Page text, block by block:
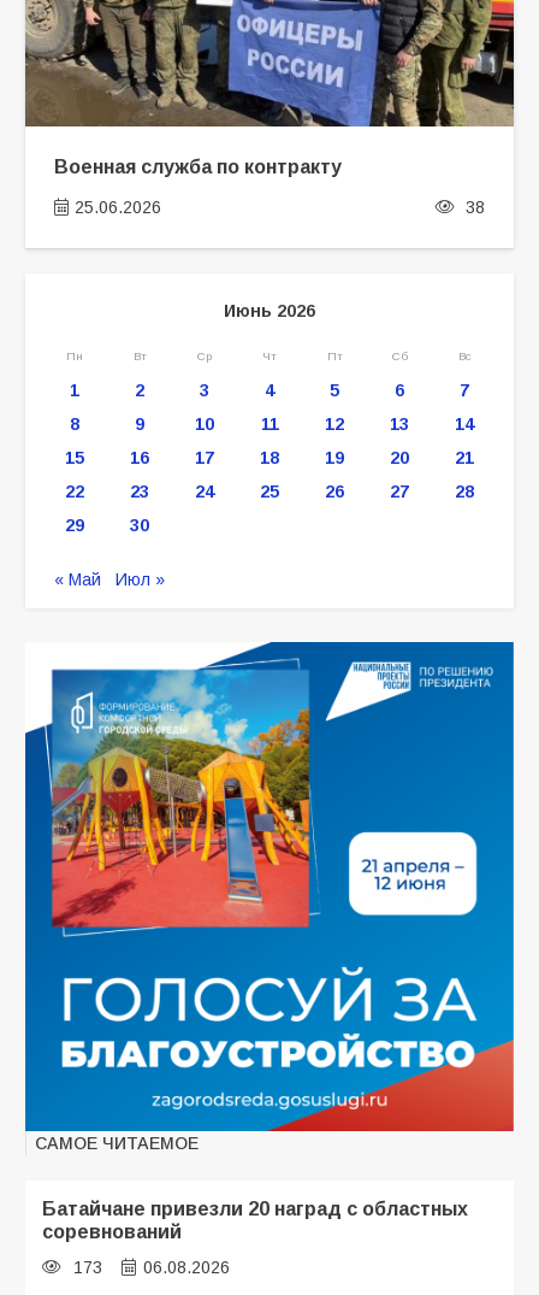
Военная служба по контракту
25.06.2026 38
Июнь 2026
Пн Вт Ср Чт Пт Сб Вс
1 2 3 4 5 6
7
8
9 10 11 12 13
14
15
16 17 18 19 20
21
22
23 24 25 26 27
28
29
30
« Май Июл »
САМОЕ ЧИТАЕМОЕ
Батайчане привезли 20 наград с областных
соревнований
173 06.08.2026